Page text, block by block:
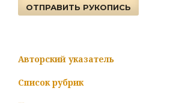
ОТПРАВИТЬ РУКОПИСЬ
Авторский указатель
Список рубрик